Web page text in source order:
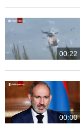
00:22
00:00